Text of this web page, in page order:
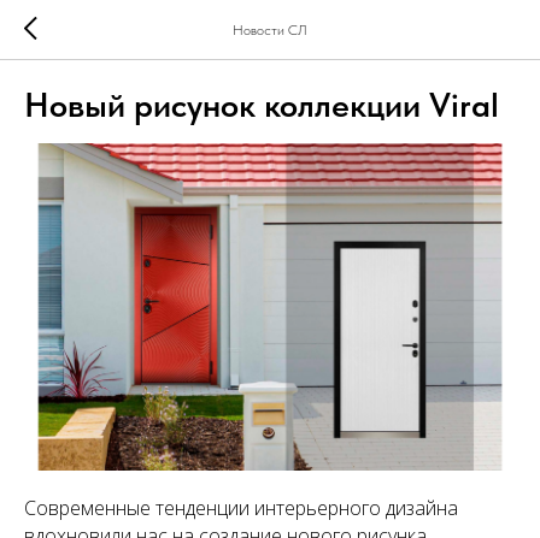
Новости СЛ
Новый рисунок коллекции Viral
Современные тенденции интерьерного дизайна